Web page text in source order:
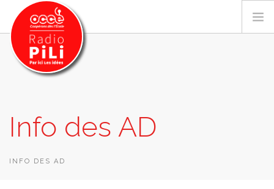
GRILLE DES PROGRAMMES
EMISSIONS / PODCASTS
Info des AD
INFO DES AD